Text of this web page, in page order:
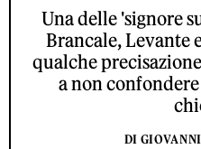
Una delle 'signore
Brancale, Levante
qualche
a non
DI